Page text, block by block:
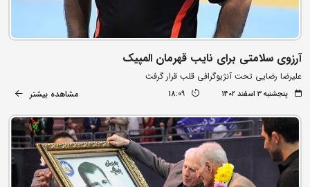
آرزوی سلامتی برای نایب قهرمان المپیک
علیرضا رضایی تحت آنژیوگرافی قلب قرار گرفت
پنجشنبه ۳ اسفند ۱۴۰۲ 18:09 مشاهده بیشتر